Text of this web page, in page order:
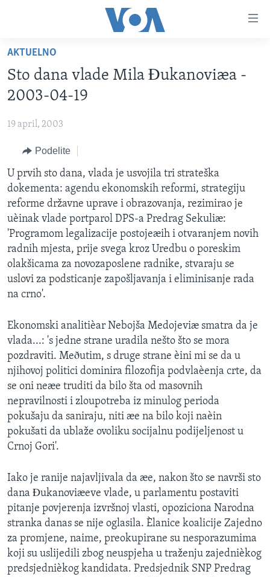
glavni
sadržaj
Idi
na
glavnu
navigaciju
pretragu
NASLOVNA
BALKAN
GLOBALNE TEME
EKONOMIJA
NAUKA I TEHNOLOGIJA
MEDICINA
KULTURA
DRUŠTVO
SPORT
OTVORENI STUDIO
IZ AMERIKE
PRATITE NAS
Jezici
AKTUELNO
Sto dana vlade Mila Ðukanoviæa -
2003-04-19
19 april, 2003
Podelite
U prvih sto dana, vlada je usvojila tri strateška
dokementa: agendu ekonomskih reformi, strategiju
reforme državne uprave i obrazovanja, rezimirao je
uèinak vlade portparol DPS-a Predrag Sekuliæ:
'Programom legalizacije postojeæih i otvaranjem novih
radnih mjesta, prije svega kroz Uredbu o poreskim
olakšicama za novozaposlene radnike, stvaraju se
uslovi za podsticanje zapošljavanja i eliminisanje rada
na crno'.
Ekonomski analitièar Nebojša Medojeviæ smatra da je
vlada...: 's jedne strane uradila nešto što se mora
pozdraviti. Meðutim, s druge strane èini mi se da u
njihovoj politici dominira filozofija podvlaèenja crte, da
se oni neæe truditi da bilo šta od masovnih
nepravilnosti i zloupotreba iz minulog perioda
pokušaju da saniraju, niti æe na bilo koji naèin
pokušati da ublaže ovoliku socijalnu podijeljenost u
Crnoj Gori'.
Iako je ranije najavljivala da æe, nakon što se navrši sto
dana Ðukanoviæeve vlade, u parlamentu postaviti
pitanje povjerenja izvršnoj vlasti, opoziciona Narodna
stranka danas se nije oglasila. Èlanice koalicije Zajedno
za promjene, naime, preokupirane su nesporazumima
koji su uslijedili zbog neuspjeha u traženju zajednièkog
predsjednièkog kandidata. Predsjednik SNP Predrag